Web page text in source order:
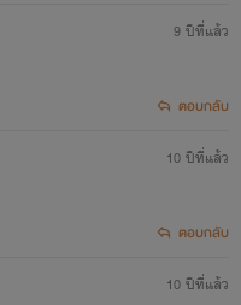
9 ปีที่แล้ว
ตอบกลับ
10 ปีที่แล้ว
ตอบกลับ
10 ปีที่แล้ว